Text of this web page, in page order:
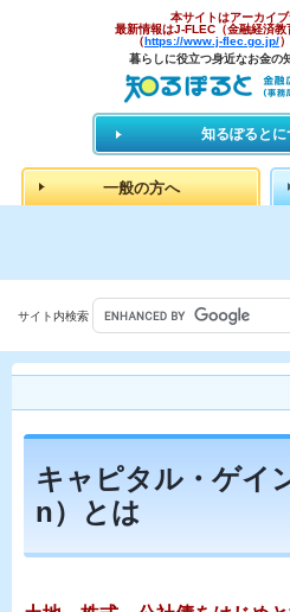
本サイトはアーカイブ
最新情報はJ-FLEC（金融経済教
（https://www.j-flec.go.jp/
暮らしに役立つ身近なお金の
知るぽるとに
一般の方へ
サイト内検索
キャピタル・ゲイ
n）とは